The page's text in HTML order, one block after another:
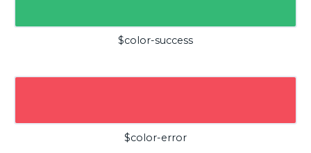
$color-success
$color-error